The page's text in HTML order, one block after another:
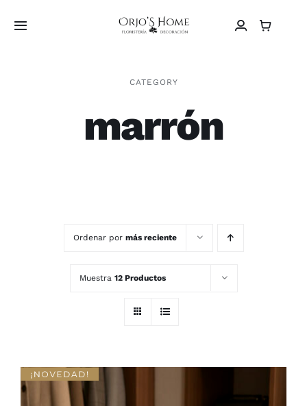
Toggle
Sobre Nosotros
Contacto
Español
CATEGORY
marrón
Ordenar por más reciente
Muestra 12 Productos